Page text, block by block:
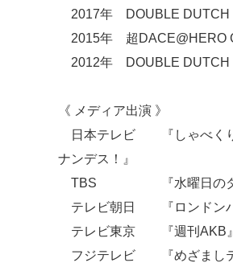
2017年 DOUBLE DUTCH
2015年 超DACE@HERO
2012年 DOUBLE DUTCH
《 メディア出演 》
日本テレビ 『しゃべくり
ナンデス！』
TBS 『水曜日のダウン
テレビ朝日 『ロンドンハ
テレビ東京 『週刊AKB』
フジテレビ 『めざましテ